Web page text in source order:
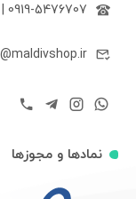
0919-5476707
نمادها و مجوزها